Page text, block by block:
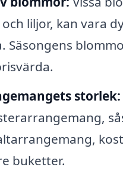
liljor, kan vara
Säsongens
storlek:
buketter.